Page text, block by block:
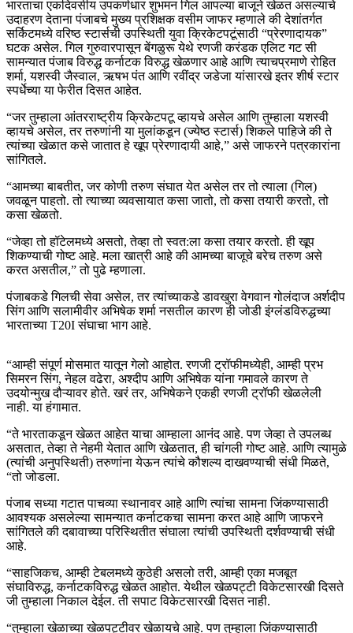
भारताचा एकदिवसीय उपकर्णधार शुभमन गिल आपल्या बाजूने खेळत असल्याचे
उदाहरण देताना पंजाबचे मुख्य प्रशिक्षक वसीम जाफर म्हणाले की देशांतर्गत
सर्किटमध्ये वरिष्ठ स्टार्सची उपस्थिती युवा क्रिकेटपटूंसाठी “प्रेरणादायक”
घटक असेल. गिल गुरुवारपासून बेंगळुरू येथे रणजी करंडक एलिट गट सी
सामन्यात पंजाब विरुद्ध कर्नाटक विरुद्ध खेळणार आहे आणि त्याचप्रमाणे रोहित
शर्मा, यशस्वी जैस्वाल, ऋषभ पंत आणि रवींद्र जडेजा यांसारखे इतर शीर्ष स्टार
स्पर्धेच्या या फेरीत दिसत आहेत.
“जर तुम्हाला आंतरराष्ट्रीय क्रिकेटपटू व्हायचे असेल आणि तुम्हाला यशस्वी
व्हायचे असेल, तर तरुणांनी या मुलांकडून (ज्येष्ठ स्टार्स) शिकले पाहिजे की ते
त्यांच्या खेळात कसे जातात हे खूप प्रेरणादायी आहे,” असे जाफरने पत्रकारांना
सांगितले.
“आमच्या बाबतीत, जर कोणी तरुण संघात येत असेल तर तो त्याला (गिल)
जवळून पाहतो. तो त्याच्या व्यवसायात कसा जातो, तो कसा तयारी करतो, तो
कसा खेळतो.
“जेव्हा तो हॉटेलमध्ये असतो, तेव्हा तो स्वत:ला कसा तयार करतो. ही खूप
शिकण्याची गोष्ट आहे. मला खात्री आहे की आमच्या बाजूचे बरेच तरुण असे
करत असतील,” तो पुढे म्हणाला.
पंजाबकडे गिलची सेवा असेल, तर त्यांच्याकडे डावखुरा वेगवान गोलंदाज अर्शदीप
सिंग आणि सलामीवीर अभिषेक शर्मा नसतील कारण ही जोडी इंग्लंडविरुद्धच्या
भारताच्या T20I संघाचा भाग आहे.
“आम्ही संपूर्ण मोसमात यातून गेलो आहोत. रणजी ट्रॉफीमध्येही, आम्ही प्रभ
सिमरन सिंग, नेहल वढेरा, अश्दीप आणि अभिषेक यांना गमावले कारण ते
उदयोन्मुख दौऱ्यावर होते. खरं तर, अभिषेकने एकही रणजी ट्रॉफी खेळलेली
नाही. या हंगामात.
“ते भारताकडून खेळत आहेत याचा आम्हाला आनंद आहे. पण जेव्हा ते उपलब्ध
असतात, तेव्हा ते नेहमी येतात आणि खेळतात, ही चांगली गोष्ट आहे. आणि त्यामुळे
(त्यांची अनुपस्थिती) तरुणांना येऊन त्यांचे कौशल्य दाखवण्याची संधी मिळते,
“तो जोडला.
पंजाब सध्या गटात पाचव्या स्थानावर आहे आणि त्यांचा सामना जिंकण्यासाठी
आवश्यक असलेल्या सामन्यात कर्नाटकचा सामना करत आहे आणि जाफरने
सांगितले की दबावाच्या परिस्थितीत संघाला त्यांची उपस्थिती दर्शवण्याची संधी
आहे.
“साहजिकच, आम्ही टेबलमध्ये कुठेही असलो तरी, आम्ही एका मजबूत
संघाविरुद्ध, कर्नाटकविरुद्ध खेळत आहोत. येथील खेळपट्टी विकेटसारखी दिसते
जी तुम्हाला निकाल देईल. ती सपाट विकेटसारखी दिसत नाही.
“तुम्हाला खेळाच्या खेळपट्टीवर खेळायचे आहे. पण तुम्हाला जिंकण्यासाठी